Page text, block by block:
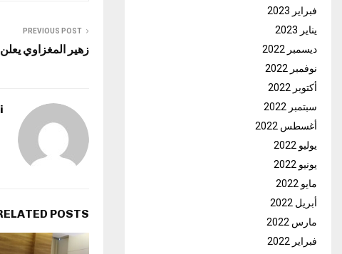
PREVIOUS POST
زهير المغزاوي
POSTS
فبراير 2023
يناير 2023
ديسمبر 2022
نوفمبر 2022
أكتوبر 2022
سبتمبر 2022
أغسطس 2022
يوليو 2022
يونيو 2022
مايو 2022
أبريل 2022
مارس 2022
فبراير 2022